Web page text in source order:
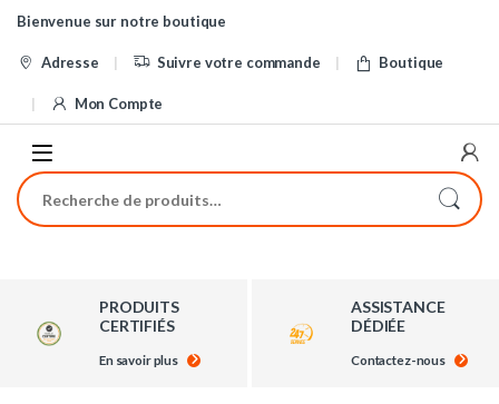
Skip to navigation
Skip to content
Bienvenue sur notre boutique
Adresse Suivre votre commande Boutique
Mon Compte
Recherche pour :
PRODUITS
CERTIFIÉS
En savoir plus
ASSISTANCE
DÉDIÉE
Contactez-nous